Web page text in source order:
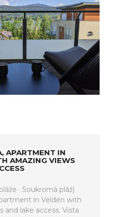
APARTMENT IN
AMAZING VIEWS
· Soukromá pláž)
in Velden with
and lake access. Vista